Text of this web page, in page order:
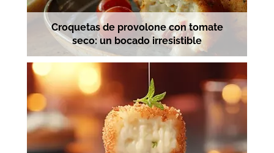
Croquetas de provolone con tomate
seco: un bocado irresistible